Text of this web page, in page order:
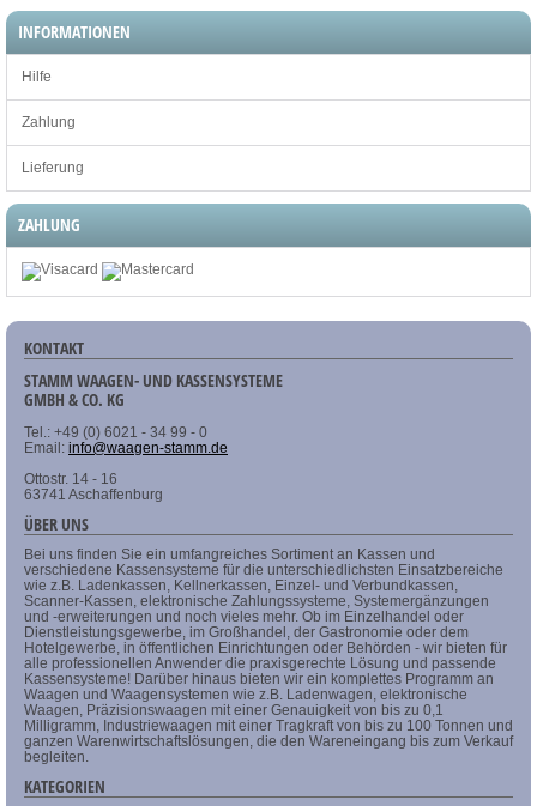
INFORMATIONEN
Hilfe
Zahlung
Lieferung
ZAHLUNG
KONTAKT
STAMM WAAGEN- UND KASSENSYSTEME
GMBH & CO. KG
Tel.: +49 (0) 6021 - 34 99 - 0
Email: info@waagen-stamm.de
Ottostr. 14 - 16
63741 Aschaffenburg
ÜBER UNS
Bei uns finden Sie ein umfangreiches Sortiment an Kassen und
verschiedene Kassensysteme für die unterschiedlichsten Einsatzbereiche
wie z.B. Ladenkassen, Kellnerkassen, Einzel- und Verbundkassen,
Scanner-Kassen, elektronische Zahlungssysteme, Systemergänzungen
und -erweiterungen und noch vieles mehr. Ob im Einzelhandel oder
Dienstleistungsgewerbe, im Großhandel, der Gastronomie oder dem
Hotelgewerbe, in öffentlichen Einrichtungen oder Behörden - wir bieten für
alle professionellen Anwender die praxisgerechte Lösung und passende
Kassensysteme! Darüber hinaus bieten wir ein komplettes Programm an
Waagen und Waagensystemen wie z.B. Ladenwagen, elektronische
Waagen, Präzisionswaagen mit einer Genauigkeit von bis zu 0,1
Milligramm, Industriewaagen mit einer Tragkraft von bis zu 100 Tonnen und
ganzen Warenwirtschaftslösungen, die den Wareneingang bis zum Verkauf
begleiten.
KATEGORIEN